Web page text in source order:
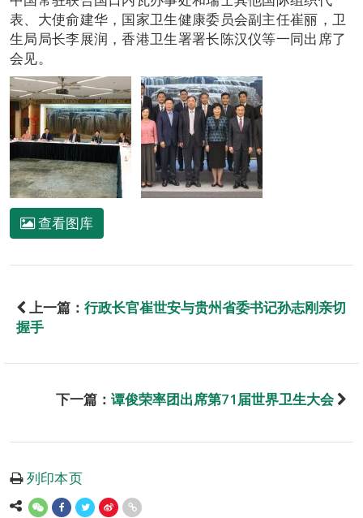
表、大使俞建华，国家卫生健康委员会副主任崔丽，卫
生局局长李展润，香港卫生署署长陈汉仪等一同出席了
会见。
查看图库
上一篇： 行政长官崔世安与贵州省委书记孙志刚亲切
握手
下一篇： 谭俊荣率团出席第71届世界卫生大会
列印本页